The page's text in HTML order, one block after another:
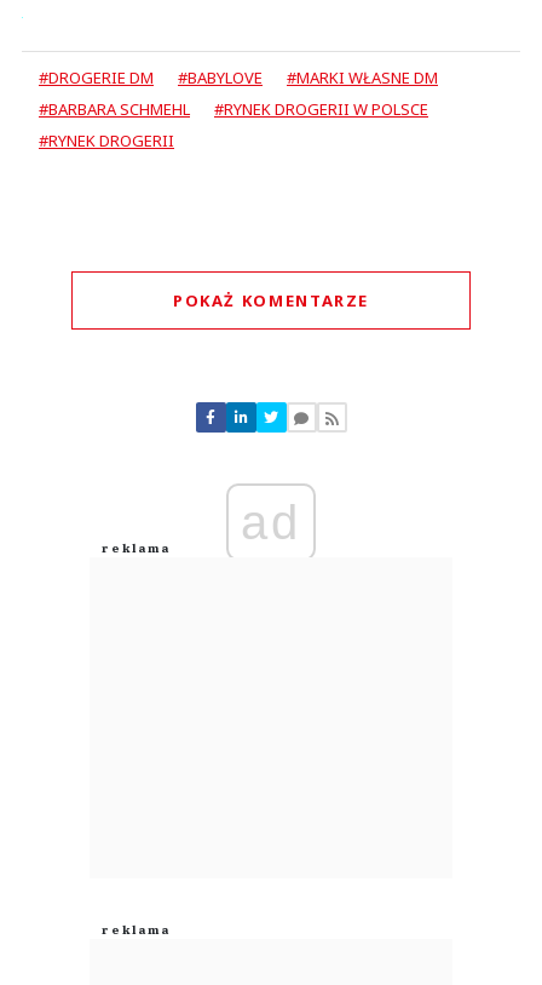
#DROGERIE DM #BABYLOVE
#MARKI WŁASNE DM
#BARBARA SCHMEHL
#RYNEK DROGERII W POLSCE
#RYNEK DROGERII
POKAŻ KOMENTARZE
Nie znaleziono komentarzy
Zostaw swoje komentarze
Anuluj
ad